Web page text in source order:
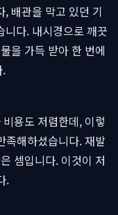
배관을 막고 있던 기
다. 내시경으로 깨끗
을 가득 받아 한 번에
.
용도 저렴한데, 이렇
족해하셨습니다. 재발
셈입니다. 이것이 저
.